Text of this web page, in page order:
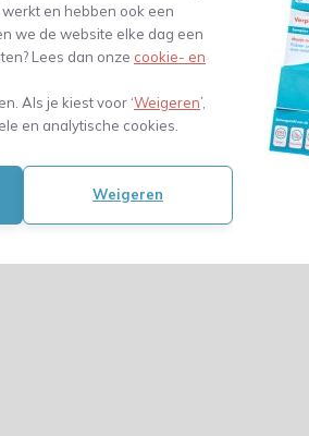
en hebben ook een
we de website elke dag een
Lees dan onze cookie- en
Als je kiest voor ‘Weigeren’,
en analytische cookies.
Weigeren